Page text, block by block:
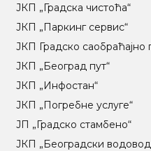
ЈКП „Градска чистоћа“
ЈКП „Паркинг сервис“
ЈКП Градско саобраћајно
ЈКП „Београд пут“
ЈКП „Инфостан“
ЈКП „Погребне услуге“
ЈП „Градско стамбено“
ЈКП „Београдски водовод